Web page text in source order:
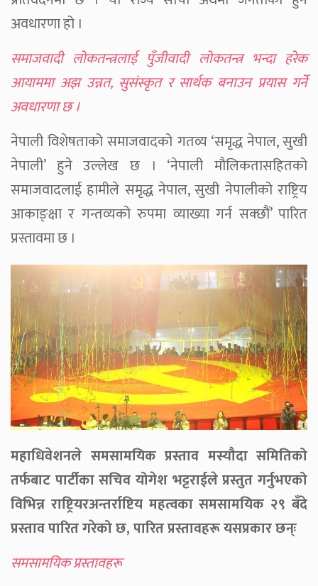
अवधारणा हो ।
समाजवादी लोकतन्त्रलाई पुँजीवादी लोकतन्त्र भन्दा हरेक
आयाममा अझ उन्नत, सुसंस्कृत र सार्थक बनाउन प्रयास गर्ने
अवधारणा छ ।
नेपाली विशेषताको समाजवादको गतव्य ‘समृद्ध नेपाल, सुखी
नेपाली’ हुने उल्लेख छ । ‘नेपाली मौलिकतासहितको
समाजवादलाई हामीले समृद्ध नेपाल, सुखी नेपालीको राष्ट्रिय
आकाङ्क्षा र गन्तव्यको रुपमा व्याख्या गर्न सक्छौं’ पारित
प्रस्तावमा छ ।
महाधिवेशनले समसामयिक प्रस्ताव मस्यौदा समितिको
तर्फबाट पार्टीका सचिव योगेश भट्टराईले प्रस्तुत गर्नुभएको
विभिन्न राष्ट्रियरअन्तर्राष्टिय महत्वका समसामयिक २९ बँदे
प्रस्ताव पारित गरेको छ, पारित प्रस्तावहरू यसप्रकार छन्ः
समसामयिक प्रस्तावहरू